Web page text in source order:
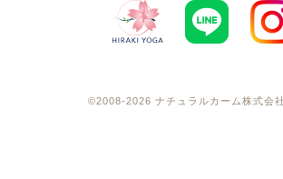
©2008-2026 ナチュラルカーム株式会社